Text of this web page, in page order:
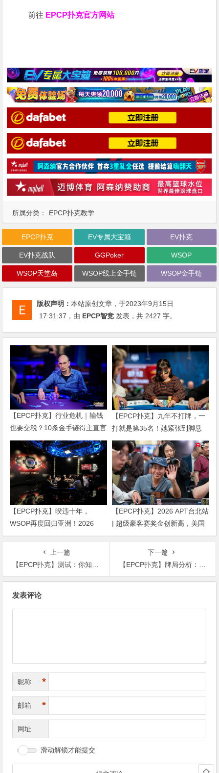
所属分类： EPCP扑克教学
前往 EPCP扑克官方网站
EPCP扑克 EV专属大宝箱 EV扑克
EV扑克战队 GGPoker WSOP
WSOP天堂岛 WSOP线上金手链 WSOP金手链
版权声明：本站原创文章，于2023年9月15日
17:31:37 ，由 EPCP智竞 发表，共 2427 字。
【EPCP扑克】行业危机｜输钱
也要交税？10条金手链得主直言
“扛不住”，主动砍掉四分之三比
赛
【EPCP扑克】九年不打牌，一
打就是第35名！她紧张到脚悬
空，但全世界以为她很淡定
【EPCP扑克】暌违十年，
WSOP再度回归亚洲！2026
APL济州站6月19-28日盛大登
【EPCP扑克】2026 APT台北站
| 超级豪客赛奖金创新高，美国
选手Ethan “Rampage” Yau领跑
上一篇
【EPCP扑克】测试：你知道如何对抗check-raise吗？
下一篇
【EPCP扑克】牌局分析：灾难！口袋KK竟然在10高公共牌面被清空
发表评论
昵称 *
邮箱 *
网址
滑动解锁才能提交